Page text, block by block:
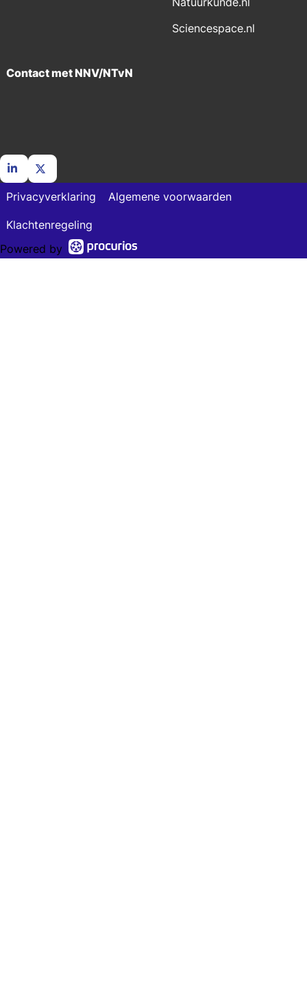
Sciencespace.nl
Contact met NNV/NTvN
Go
LinkedIn
X
Privacyverklaring Algemene voorwaarden
Klachtenregeling
Powered by